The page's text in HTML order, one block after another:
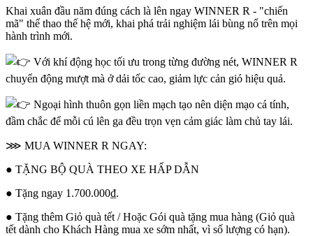
Khai xuân đầu năm đúng cách là lên ngay WINNER R - "chiến
mã" thể thao thế hệ mới, khai phá trải nghiệm lái bùng nổ trên mọi
hành trình mới.​
Với khí động học tối ưu trong từng đường nét, WINNER R
chuyển động mượt mà ở dải tốc cao, giảm lực cản gió hiệu quả.​
Ngoại hình thuôn gọn liền mạch tạo nên diện mạo cá tính,
đầm chắc để mỗi cú lên ga đều trọn vẹn cảm giác làm chủ tay lái.​
⋙ MUA WINNER R NGAY:
● TẶNG BỘ QUÀ THEO XE HẤP DẪN
● Tặng ngay 1.700.000₫.
● Tặng thêm Giỏ quà tết / Hoặc Gói quà tặng mua hàng (Giỏ quà
tết dành cho Khách Hàng mua xe sớm nhất, vì số lượng có hạn).